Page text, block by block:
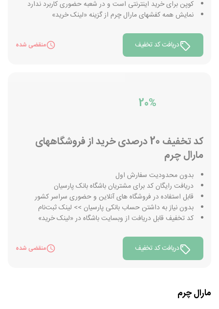
کوپن برای خرید اینترنتی است و در شعبه حضوری کاربرد ندارد
نمایش همه کفشهای مارال چرم از گزینه «لینک خرید»
دریافت کد تخفیف منقضی شده
20%
کد تخفیف 20 درصدی خرید از فروشگاههای
مارال چرم
بدون محدودیت سفارش اول
دریافت رایگان کد برای مشتریان باشگاه بانک پارسیان
قابل استفاده در فروشگاه های آنلاین و حضوری سراسر کشور
بدون نیاز به داشتن حساب بانکی پارسیان >> لینک ‌ثبت‌نام
کد تخفیف قابل دریافت از وبسایت باشگاه در «لینک خرید»
دریافت کد تخفیف منقضی شده
مارال چرم